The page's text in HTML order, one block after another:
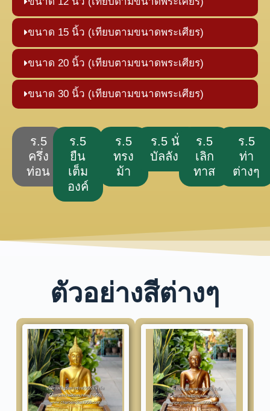
ขนาด 15 นิ้ว (เทียบตามขนาดพระเศียร)
ขนาด 20 นิ้ว (เทียบตามขนาดพระเศียร)
ขนาด 30 นิ้ว (เทียบตามขนาดพระเศียร)
ร.5
ครึ่ง
ท่อน
ร.5
ยืน
เต็ม
องค์
ร.5
ทรง
ม้า
ร.5 นั่ง
บัลลังก์
ร.5
เลิก
ทาส
ร.5
ท่า
ต่างๆ
ตัวอย่างสีต่างๆ